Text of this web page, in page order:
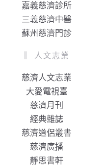
嘉義慈濟診所
三義慈濟中醫
蘇州慈濟門診
人文志業
慈濟人文志業
大愛電視臺
慈濟月刊
經典雜誌
慈濟道侶叢書
慈濟廣播
靜思書軒